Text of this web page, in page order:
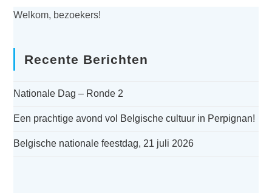
Welkom, bezoekers!
Recente Berichten
Nationale Dag – Ronde 2
Een prachtige avond vol Belgische cultuur in Perpignan!
Belgische nationale feestdag, 21 juli 2026